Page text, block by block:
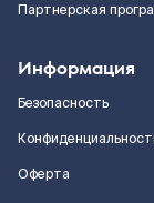
Партнерская
Информация
Безопасность
Оферта